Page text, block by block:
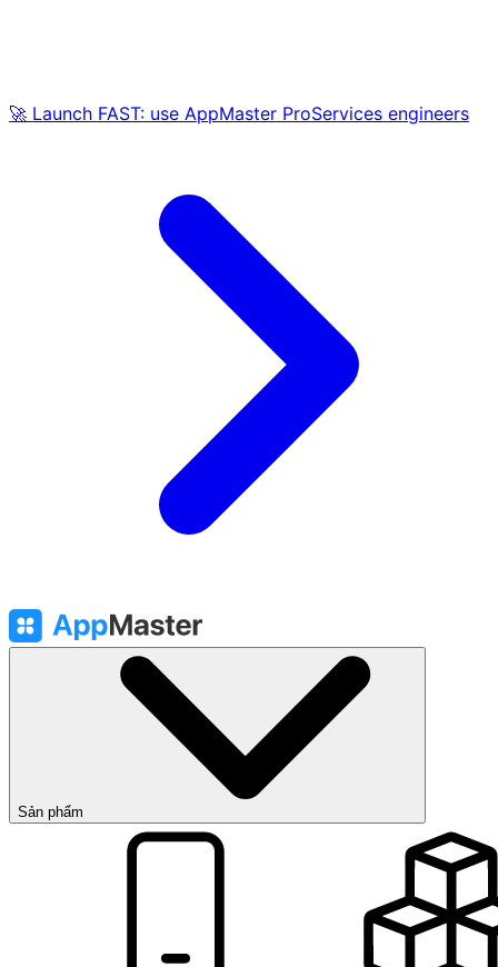
🚀 Launch FAST: use AppMaster ProServices engineers
Sản phẩm